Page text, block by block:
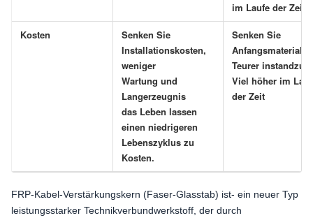
im Laufe der Zeit
Kosten
Senken Sie
Installationskosten,
weniger
Wartung und
Langerzeugnis
das Leben lassen
einen niedrigeren
Lebenszyklus zu
Kosten.
Senken Sie
Teurer
Viel höher im
der Zeit
FRP-Kabel-Verstärkungskern (Faser-Glasstab) ist- ein neuer Typ
leistungsstarker Technikverbundwerkstoff, der durch